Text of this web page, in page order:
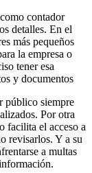
contador
detalles. En el
más pequeños
la empresa o
tener esa
y documentos
público siempre
Por otra
facilita el acceso a
revisarlos. Y a su
a multas